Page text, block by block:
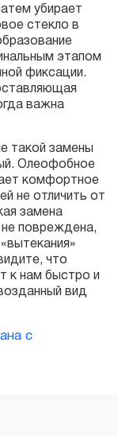
убирает
стекло в
этапом
фиксации.
важна
такой замены
Олеофобное
комфортное
не отличить от
замена
повреждена,
что
к нам быстро и
вид
с